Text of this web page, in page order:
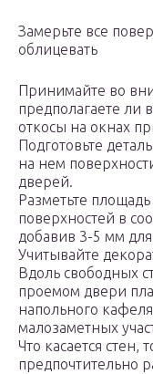
Замерьте все
облицевать
Принимайте во
предполагаете ли
откосы на окнах
Подготовьте
на нем
дверей.
Разметьте
поверхностей в
добавив 3-5 мм
Учитывайте
Вдоль свободных
проемом двери
напольного
малозаметных
Что касается
предпочтительно